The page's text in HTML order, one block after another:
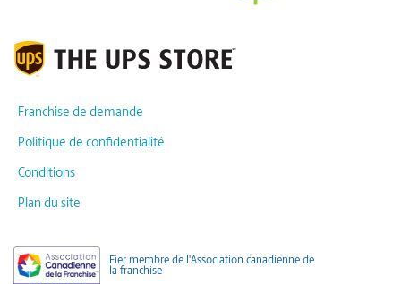
Franchise de demande
Politique de confidentialité
Conditions
Plan du site
Fier membre de l'Association canadienne de
la franchise